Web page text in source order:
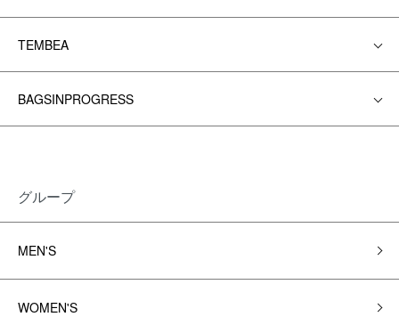
TEMBEA
BAGSINPROGRESS
グループ
MEN'S
WOMEN'S